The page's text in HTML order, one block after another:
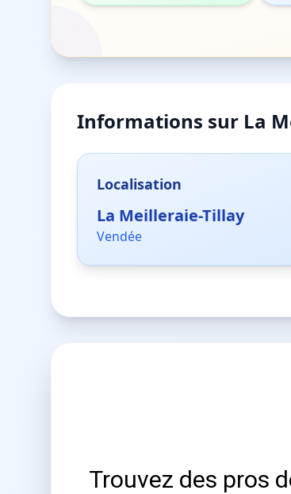
Informations sur La
Localisation
La Meilleraie-Tillay
Vendée
Trouvez des pros